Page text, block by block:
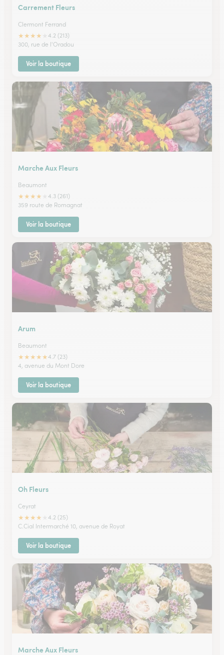
Carrement Fleurs
Clermont Ferrand
★★★★
4.2 (213)
300, rue de l'Oradou
Voir la boutique
Marche Aux Fleurs
Beaumont
★★★★
4.3 (261)
359 route de Romagnat
Voir la boutique
Arum
Beaumont
★★★★★4.7 (23)
4, avenue du Mont Dore
Voir la boutique
Oh Fleurs
Ceyrat
★★★★
4.2 (25)
C.Cial Intermarché 10, avenue de Royat
Voir la boutique
Marche Aux Fleurs